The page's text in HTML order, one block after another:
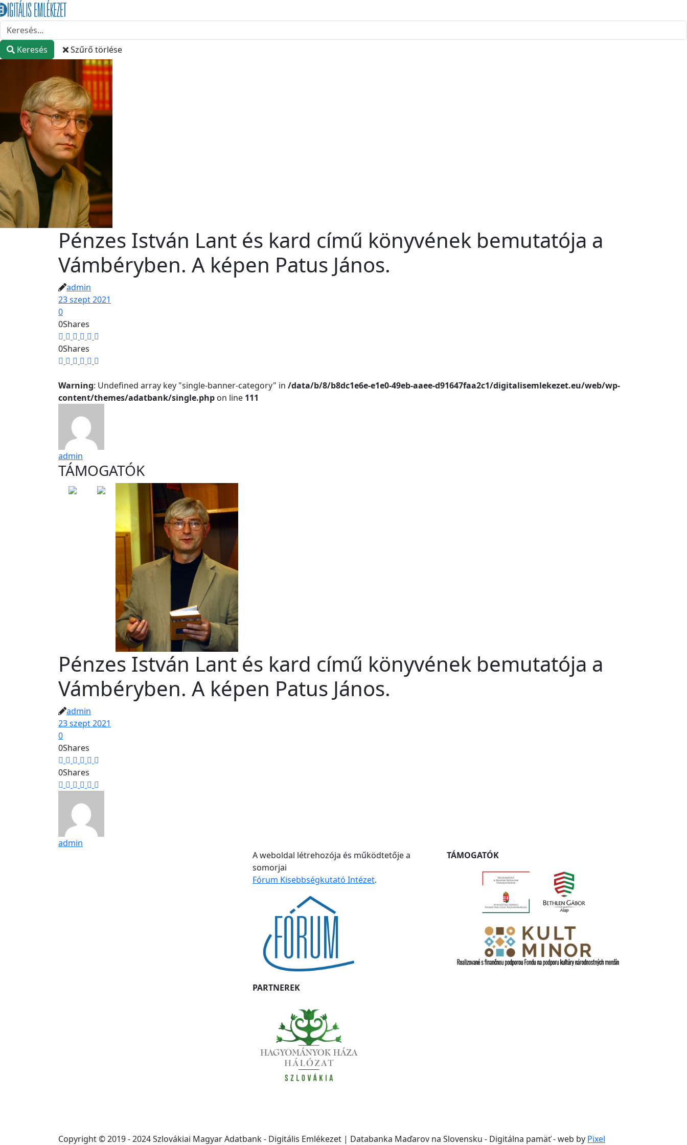
Keresés Szűrő törlése
Pénzes István Lant és kard című könyvének bemutatója a
Vámbéryben. A képen Patus János.
admin
23 szept 2021
0
0Shares
0Shares
Warning: Undefined array key "single-banner-category" in /data/b/8/b8dc1e6e-e1e0-49eb-aaee-d91647faa2c1/digitalisemlekezet.eu/web/wp-
content/themes/adatbank/single.php on line 111
admin
TÁMOGATÓK
Pénzes István Lant és kard című könyvének bemutatója a
Vámbéryben. A képen Patus János.
admin
23 szept 2021
0
0Shares
0Shares
admin
A weboldal létrehozója és működtetője a
somorjai
Fórum Kisebbségkutató Intézet.
PARTNEREK
TÁMOGATÓK
Copyright © 2019 - 2024 Szlovákiai Magyar Adatbank - Digitális Emlékezet | Databanka Maďarov na Slovensku - Digitálna pamäť - web by Pixel